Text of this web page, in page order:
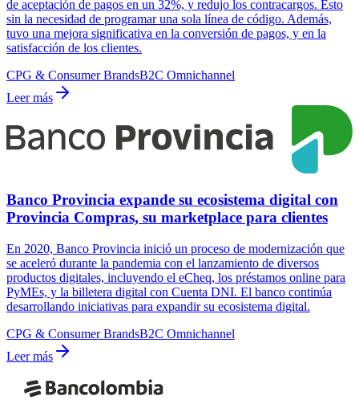
de aceptación de pagos en un 32%, y redujo los contracargos. Esto
sin la necesidad de programar una sola línea de código. Además,
tuvo una mejora significativa en la conversión de pagos, y en la
satisfacción de los clientes.
CPG & Consumer BrandsB2C Omnichannel
Leer más
Banco Provincia expande su ecosistema digital con
Provincia Compras, su marketplace para clientes
En 2020, Banco Provincia inició un proceso de modernización que
se aceleró durante la pandemia con el lanzamiento de diversos
productos digitales, incluyendo el eCheq, los préstamos online para
PyMEs, y la billetera digital con Cuenta DNI. El banco continúa
desarrollando iniciativas para expandir su ecosistema digital.
CPG & Consumer BrandsB2C Omnichannel
Leer más